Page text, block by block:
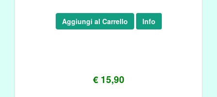
€ 15,90
Aggiungi al Carrello Info